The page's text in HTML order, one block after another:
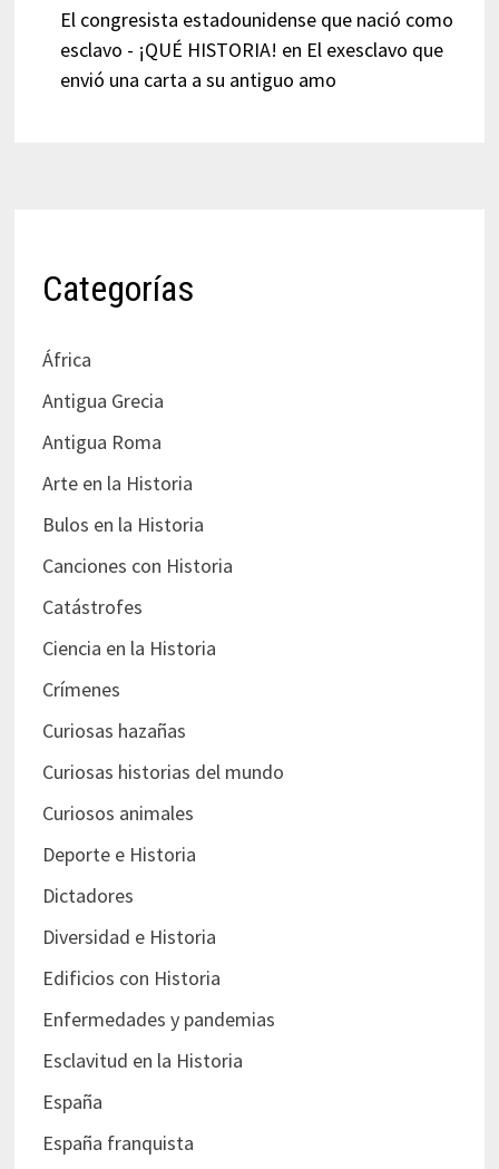
El congresista estadounidense que nació como
esclavo - ¡QUÉ HISTORIA! en El exesclavo que
envió una carta a su antiguo amo
Categorías
África
Antigua Grecia
Antigua Roma
Arte en la Historia
Bulos en la Historia
Canciones con Historia
Catástrofes
Ciencia en la Historia
Crímenes
Curiosas hazañas
Curiosas historias del mundo
Curiosos animales
Deporte e Historia
Dictadores
Diversidad e Historia
Edificios con Historia
Enfermedades y pandemias
Esclavitud en la Historia
España
España franquista